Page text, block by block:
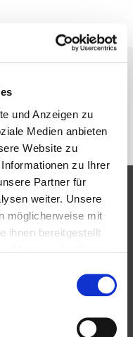
und Anzeigen zu
Medien anbieten
Website zu
zu Ihrer
Partner für
weiter. Unsere
möglicherweise mit
ihnen bereitgestellt
plugin